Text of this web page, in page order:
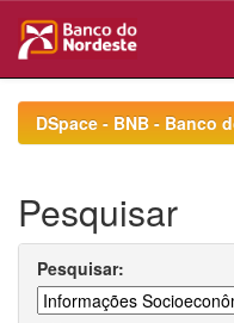
navigationDSpace - BNB - Banco
Pesquisar
Pesquisar: